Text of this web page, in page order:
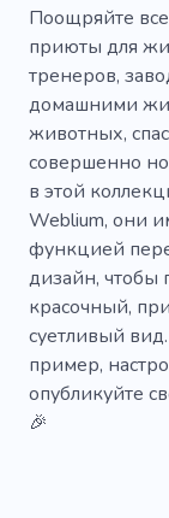
Товары для
Няня
Отель
Мех
Рептилия
Жестокость
Опыт
Поощряйте
приюты для
тренеров,
домашними
животных,
совершенно
в этой
Weblium, они
функцией
дизайн, чтобы
красочный,
суетливый
пример,
опубликуйте
🎉